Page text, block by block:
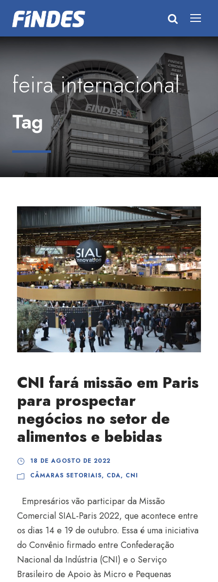
feira internacional
Tag
CNI fará missão em Paris
para prospectar
negócios no setor de
alimentos e bebidas
18 DE AGOSTO DE 2022
CÂMARAS SETORIAIS, CDA, CNI
Empresários vão participar da Missão
Comercial SIAL-Paris 2022, que acontece entre
os dias 14 e 19 de outubro. Essa é uma iniciativa
do Convênio firmado entre Confederação
Nacional da Indústria (CNI) e o Serviço
Brasileiro de Apoio às Micro e Pequenas